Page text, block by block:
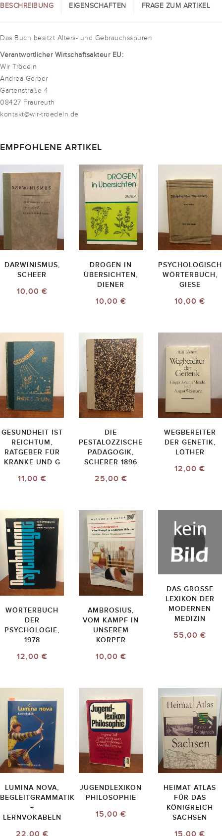
BESCHREIBUNG EIGENSCHAFTEN FRAGE ZUM ARTIKEL
Das Buch besitzt Alters- und Gebrauchsspuren
Verantwortlicher Wirtschaftsakteur EU:
Wir Trödeln
Andrea Gerber
Gartenstraße 4
08427 Fraureuth
kontakt@wir-troedeln.de
EMPFOHLENE ARTIKEL
DARWINISMUS,
SCHEER
10,00 €
DROGEN IN
ÜBERSICHTEN,
DIENER
10,00 €
WÖRTERBUCH,
GIESE
10,00 €
GESUNDHEIT IST
REICHTUM,
RATGEBER FÜR
KRANKE UND G
11,00 €
DIE
PESTALOZZISCHE
PÄDAGOGIK,
SCHERER 1896
25,00 €
WEGBEREITER
DER GENETIK,
LÖTHER
12,00 €
WÖRTERBUCH
DER
PSYCHOLOGIE,
1978
12,00 €
AMBROSIUS,
VOM KAMPF IN
UNSEREM
KÖRPER
10,00 €
DAS GROSSE L
EXIKON DER M
ODERNEN M
EDIZIN
55,00 €
LUMINA NOVA,
BEGLEITGRAMMATIK
+
LERNVOKABELN
JUGENDLEXIKON
PHILOSOPHIE
15,00 €
HEIMAT ATLAS
FÜR DAS
KÖNIGREICH
SACHSEN